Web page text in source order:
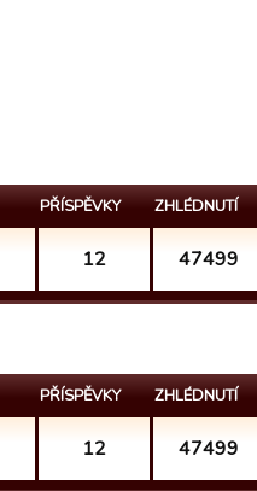
PŘÍSPĚVKY ZHLÉDNUTÍ
12 47499
PŘÍSPĚVKY ZHLÉDNUTÍ
12 47499